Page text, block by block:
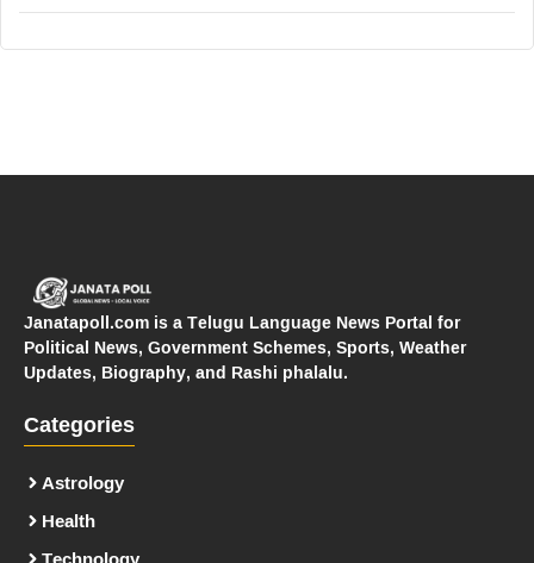
Janatapoll.com is a Telugu Language News Portal for
Political News, Government Schemes, Sports, Weather
Updates, Biography, and Rashi phalalu.
Categories
Astrology
Health